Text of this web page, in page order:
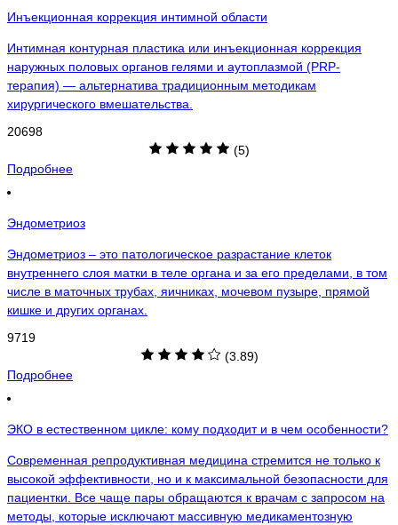
Инъекционная коррекция интимной области
Интимная контурная пластика или инъекционная коррекция
наружных половых органов гелями и аутоплазмой (PRP-
терапия) — альтернатива традиционным методикам
хирургического вмешательства.
20698
(5)
Подробнее
Эндометриоз
Эндометриоз – это патологическое разрастание клеток
внутреннего слоя матки в теле органа и за его пределами, в том
числе в маточных трубах, яичниках, мочевом пузыре, прямой
кишке и других органах.
9719
(3.89)
Подробнее
ЭКО в естественном цикле: кому подходит и в чем особенности?
Современная репродуктивная медицина стремится не только к
высокой эффективности, но и к максимальной безопасности для
пациентки. Все чаще пары обращаются к врачам с запросом на
методы, которые исключают массивную медикаментозную